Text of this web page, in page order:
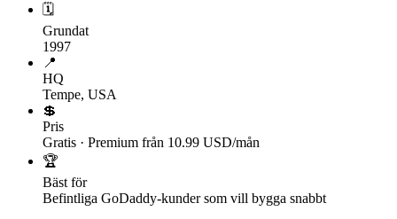
🗓
Grundat
1997
📍
HQ
Tempe, USA
💲
Pris
Gratis · Premium från 10.99 USD/mån
🏆
Bäst för
Befintliga GoDaddy-kunder som vill bygga snabbt